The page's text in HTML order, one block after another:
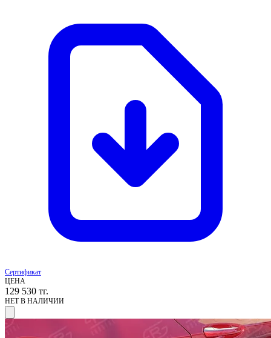
Сертификат
ЦЕНА
129 530 тг.
НЕТ В НАЛИЧИИ